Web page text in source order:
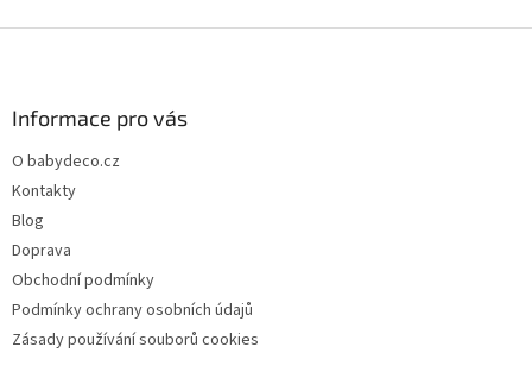
Informace pro vás
O babydeco.cz
Kontakty
Blog
Doprava
Obchodní podmínky
Podmínky ochrany osobních údajů
Zásady používání souborů cookies